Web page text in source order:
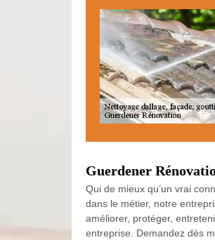
Guerdener
Qui de mieux qu’un vrai
dans le métier, notre
améliorer, protéger,
entreprise. Demandez dès